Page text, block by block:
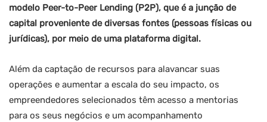
modelo Peer-to-Peer Lending (P2P), que é a junção de
capital proveniente de diversas fontes (pessoas físicas ou
jurídicas), por meio de uma plataforma digital.
Além da captação de recursos para alavancar suas
operações e aumentar a escala do seu impacto, os
empreendedores selecionados têm acesso a mentorias
para os seus negócios e um acompanhamento